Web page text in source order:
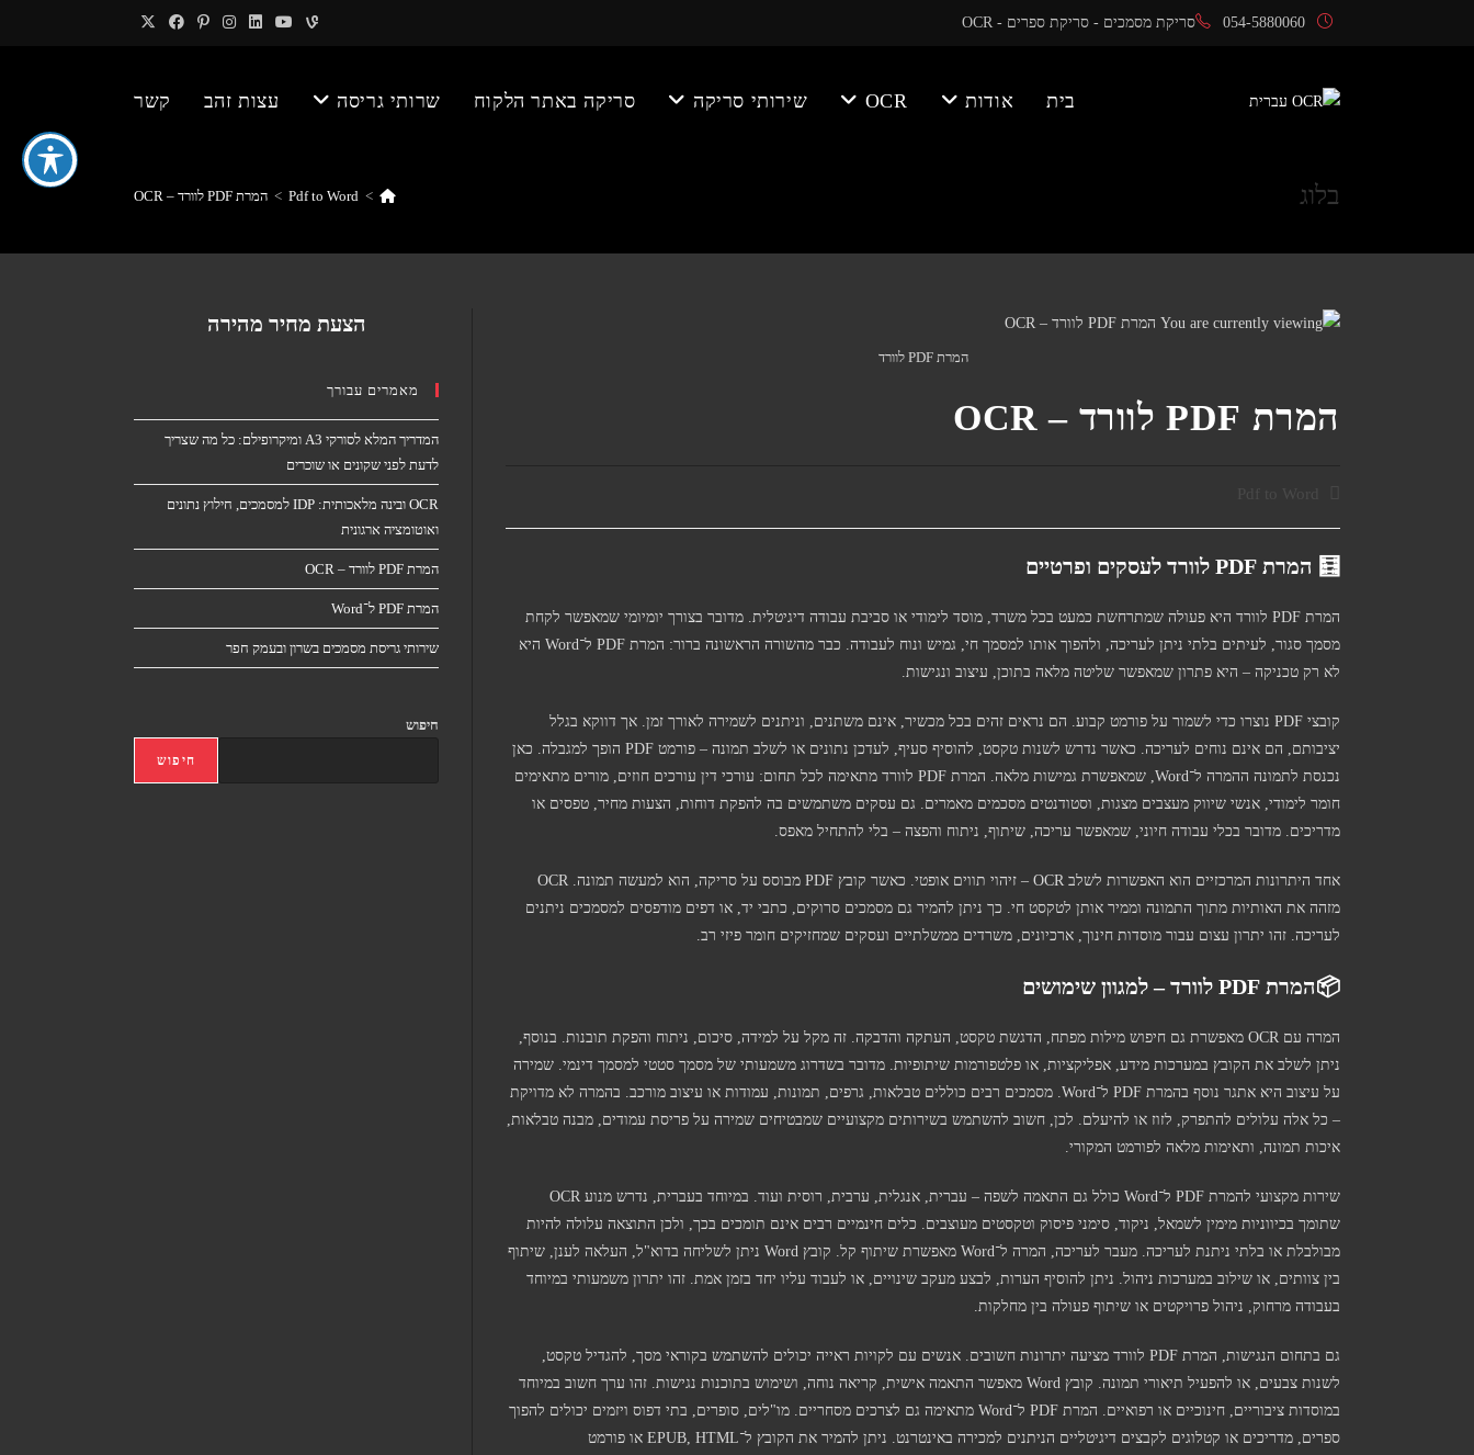
054-5880060 סריקת מסמכים - סריקת ספרים - OCR
בית אודות OCR שירותי סריקה סריקה באתר הלקוח שרותי גריסה עצות זהב קשר
בלוג >
Pdf to Word
> המרת PDF לוורד – OCR
המרת PDF לוורד
המרת PDF לוורד – OCR
🧮 המרת PDF לוורד לעסקים ופרטיים
המרת PDF לוורד היא פעולה שמתרחשת כמעט בכל משרד, מוסד לימודי או סביבת עבודה דיגיטלית. מדובר בצורך יומיומי שמאפשר לקחת
מסמך סגור, לעיתים בלתי ניתן לעריכה, ולהפוך אותו למסמך חי, גמיש ונוח לעבודה. כבר מהשורה הראשונה ברור: המרת PDF ל־Word היא
לא רק טכניקה – היא פתרון שמאפשר שליטה מלאה בתוכן, עיצוב ונגישות.
קובצי PDF נוצרו כדי לשמור על פורמט קבוע. הם נראים זהים בכל מכשיר, אינם משתנים, וניתנים לשמירה לאורך זמן. אך דווקא בגלל
יציבותם, הם אינם נוחים לעריכה. כאשר נדרש לשנות טקסט, להוסיף סעיף, לעדכן נתונים או לשלב תמונה – פורמט PDF הופך למגבלה. כאן
נכנסת לתמונה ההמרה ל־Word, שמאפשרת גמישות מלאה. המרת PDF לוורד מתאימה לכל תחום: עורכי דין עורכים חוזים, מורים מתאימים
חומר לימודי, אנשי שיווק מעצבים מצגות, וסטודנטים מסכמים מאמרים. גם עסקים משתמשים בה להפקת דוחות, הצעות מחיר, טפסים או
מדריכים. מדובר בכלי עבודה חיוני, שמאפשר עריכה, שיתוף, ניתוח והפצה – בלי להתחיל מאפס.
אחד היתרונות המרכזיים הוא האפשרות לשלב OCR – זיהוי תווים אופטי. כאשר קובץ PDF מבוסס על סריקה, הוא למעשה תמונה. OCR
מזהה את האותיות מתוך התמונה וממיר אותן לטקסט חי. כך ניתן להמיר גם מסמכים סרוקים, כתבי יד, או דפים מודפסים למסמכים ניתנים
לעריכה. זהו יתרון עצום עבור מוסדות חינוך, ארכיונים, משרדים ממשלתיים ועסקים שמחזיקים חומר פיזי רב.
📦המרת PDF לוורד – למגוון שימושים
המרה עם OCR מאפשרת גם חיפוש מילות מפתח, הדגשת טקסט, העתקה והדבקה. זה מקל על למידה, סיכום, ניתוח והפקת תובנות. בנוסף,
ניתן לשלב את הקובץ במערכות מידע, אפליקציות, או פלטפורמות שיתופיות. מדובר בשדרוג משמעותי של מסמך סטטי למסמך דינמי. שמירה
על עיצוב היא אתגר נוסף בהמרת PDF ל־Word. מסמכים רבים כוללים טבלאות, גרפים, תמונות, עמודות או עיצוב מורכב. בהמרה לא מדויקת
– כל אלה עלולים להתפרק, לזוז או להיעלם. לכן, חשוב להשתמש בשירותים מקצועיים שמבטיחים שמירה על פריסת עמודים, מבנה טבלאות,
איכות תמונה, ותאימות מלאה לפורמט המקורי.
שירות מקצועי להמרת PDF ל־Word כולל גם התאמה לשפה – עברית, אנגלית, ערבית, רוסית ועוד. במיוחד בעברית, נדרש מנוע OCR
שתומך בכיווניות מימין לשמאל, ניקוד, סימני פיסוק וטקסטים מעוצבים. כלים חינמיים רבים אינם תומכים בכך, ולכן התוצאה עלולה להיות
מבולבלת או בלתי ניתנת לעריכה. מעבר לעריכה, המרה ל־Word מאפשרת שיתוף קל. קובץ Word ניתן לשליחה בדוא"ל, העלאה לענן, שיתוף
בין צוותים, או שילוב במערכות ניהול. ניתן להוסיף הערות, לבצע מעקב שינויים, או לעבוד עליו יחד בזמן אמת. זהו יתרון משמעותי במיוחד
בעבודה מרחוק, ניהול פרויקטים או שיתוף פעולה בין מחלקות.
גם בתחום הנגישות, המרת PDF לוורד מציעה יתרונות חשובים. אנשים עם לקויות ראייה יכולים להשתמש בקוראי מסך, להגדיל טקסט,
לשנות צבעים, או להפעיל תיאורי תמונה. קובץ Word מאפשר התאמה אישית, קריאה נוחה, ושימוש בתוכנות נגישות. זהו ערך חשוב במיוחד
במוסדות ציבוריים, חינוכיים או רפואיים. המרת PDF ל־Word מתאימה גם לצרכים מסחריים. מו"לים, סופרים, בתי דפוס ויזמים יכולים להפוך
ספרים, מדריכים או קטלוגים לקבצים דיגיטליים הניתנים למכירה באינטרנט. ניתן להמיר את הקובץ ל־EPUB, HTML או פורמט
הצעת מחיר מהירה
מאמרים עבורך
המדריך המלא לסורקי A3 ומיקרופילם: כל מה שצריך
לדעת לפני שקונים או שוכרים
OCR ובינה מלאכותית: IDP למסמכים, חילוץ נתונים
ואוטומציה ארגונית
המרת PDF לוורד – OCR
המרת PDF ל־Word
שירותי גריסת מסמכים בשרון ובעמק חפר
חיפוש
חיפוש